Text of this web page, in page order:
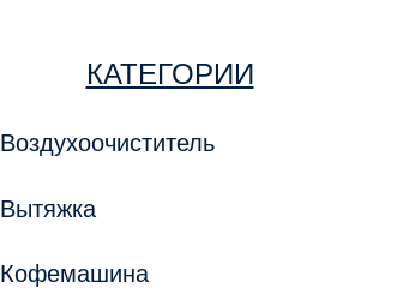
КАТЕГОРИИ
Воздухоочиститель
Вытяжка
Кофемашина